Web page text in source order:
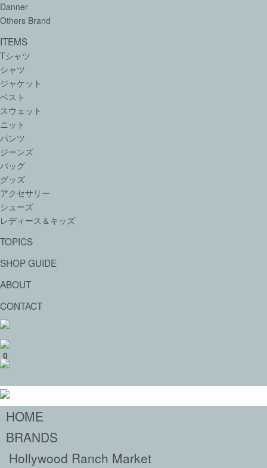
Danner
Others Brand
ITEMS
Tシャツ
シャツ
ジャケット
ベスト
スウェット
ニット
パンツ
ジーンズ
バッグ
グッズ
アクセサリー
シューズ
レディース＆キッズ
TOPICS
SHOP GUIDE
ABOUT
CONTACT
0
HOME
BRANDS
Hollywood Ranch Market